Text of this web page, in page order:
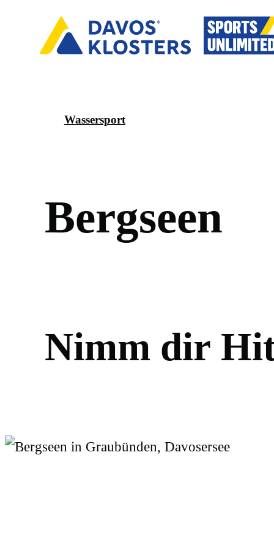
Wassersport
Bergseen
Nimm dir Hi